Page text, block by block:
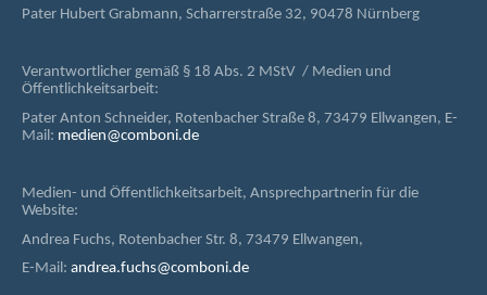
Pater Hubert Grabmann, Scharrerstraße 32, 90478 Nürnberg
Verantwortlicher gemäß § 18 Abs. 2 MStV / Medien und
Öffentlichkeitsarbeit:
Pater Anton Schneider, Rotenbacher Straße 8, 73479 Ellwangen, E-
Mail: medien@comboni.de
Medien- und Öffentlichkeitsarbeit, Ansprechpartnerin für die
Website:
Andrea Fuchs, Rotenbacher Str. 8, 73479 Ellwangen,
E-Mail: andrea.fuchs@comboni.de